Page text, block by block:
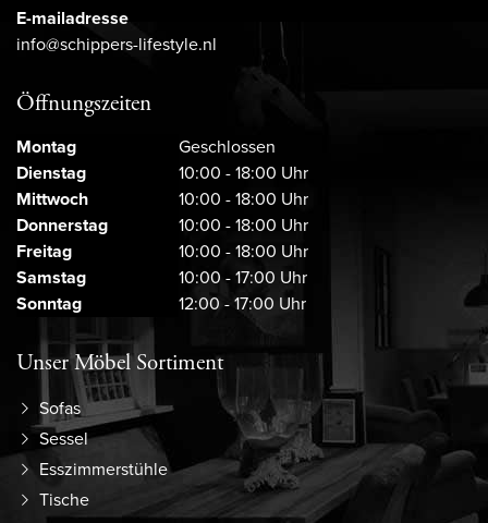
E-mailadresse
info@schippers-lifestyle.nl
Öffnungszeiten
Montag
Geschlossen
Dienstag
10:00 - 18:00 Uhr
Mittwoch
10:00 - 18:00 Uhr
Donnerstag
10:00 - 18:00 Uhr
Freitag
10:00 - 18:00 Uhr
Samstag
10:00 - 17:00 Uhr
Sonntag
12:00 - 17:00 Uhr
Unser Möbel Sortiment
Sofas
Sessel
Esszimmerstühle
Tische